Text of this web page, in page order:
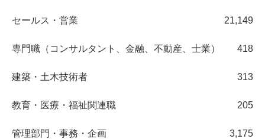
セールス・営業 21,149
専門職（コンサルタント、金融、不動産、士業） 418
建築・土木技術者 313
教育・医療・福祉関連職 205
管理部門・事務・企画 3,175